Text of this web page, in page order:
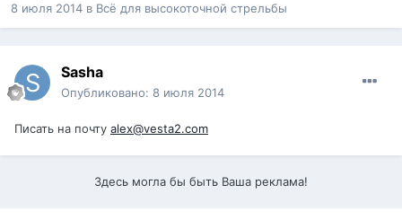
8 июля 2014 в Всё для высокоточной стрельбы
Sasha
Опубликовано: 8 июля 2014
Писать на почту alex@vesta2.com
Здесь могла бы быть Ваша реклама!